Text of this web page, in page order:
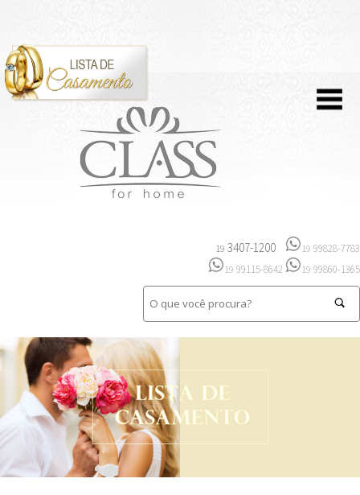
19 3407-1200 19 99828-7783
19 99115-8642 19 99860-1365